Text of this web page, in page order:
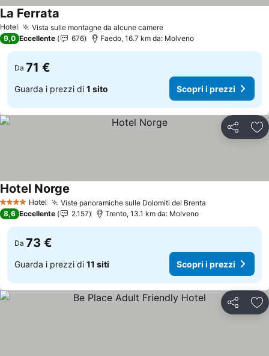
Hotel Vista sulle montagne da alcune camereScopri i prezzi
La Ferrata
9,0 Eccellente 676 Faedo, 16.7 km da: Molveno
Da 71 €
Guarda i prezzi di 1 sito Scopri i prezzi
Condividi
4 Stelle Hotel Viste panoramiche sulle Dolomiti del Brenta
Hotel Norge
8,6 Eccellente 2.157 Trento, 13.1 km da: Molveno
Da 73 €
Guarda i prezzi di 11 siti Scopri i prezzi
Condividi